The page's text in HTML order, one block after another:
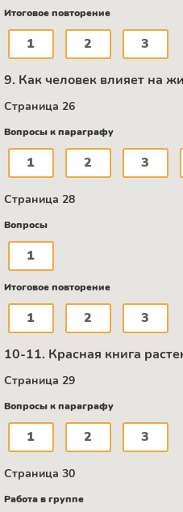
Итоговое повторение
1 2 3
9. Как человек влияет на
Страница 26
Вопросы к параграфу
1 2 3
Страница 28
Вопросы
1
Итоговое повторение
1 2 3
10-11. Красная книга
Страница 29
Вопросы к параграфу
1 2 3
Страница 30
Работа в группе